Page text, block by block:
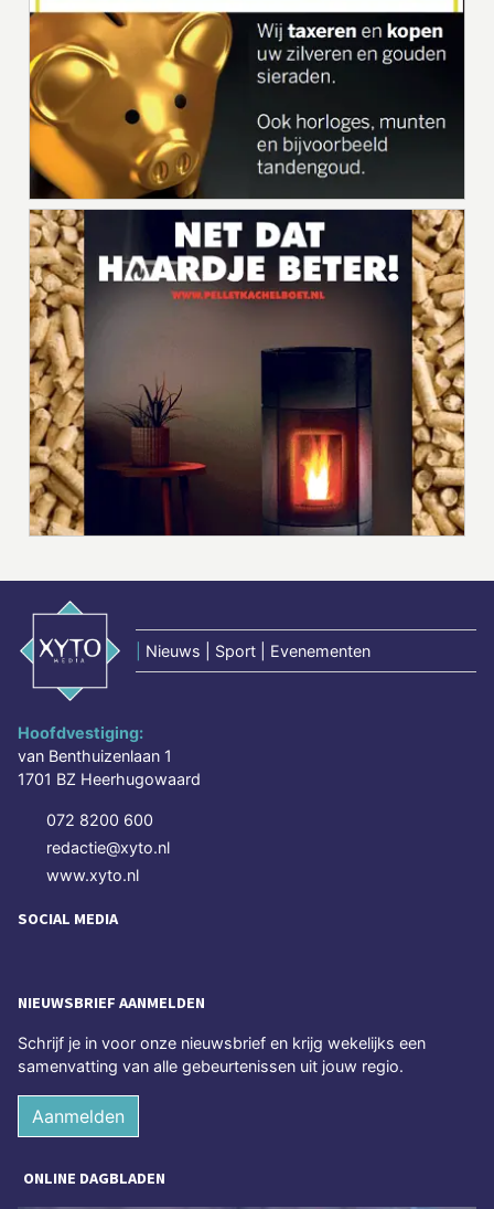
Nieuws | Sport | Evenementen
Hoofdvestiging:
van Benthuizenlaan 1
1701 BZ Heerhugowaard
072 8200 600
redactie@xyto.nl
www.xyto.nl
SOCIAL MEDIA
NIEUWSBRIEF AANMELDEN
Schrijf je in voor onze nieuwsbrief en krijg wekelijks een
samenvatting van alle gebeurtenissen uit jouw regio.
Aanmelden
ONLINE DAGBLADEN